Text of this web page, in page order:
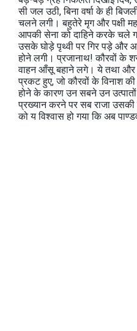
सी जल उठी, बिना वर्षा के ही
चलने लगी। बहुतेरे मृग और पक्षी
आपकी सेना को दाहिने करके चले
उसके घोड़े पृथ्वी पर गिर पड़े और
होने लगी। प्रजानाथ! कौरवों
वाहन आँसू बहाने लगे। ये तथा और
प्रकट हुए, जो कौरवों के विनाश
होने के कारण उन सबने उन
प्रख्यान करने पर सब राजा
को य विश्वास हो गया कि अब